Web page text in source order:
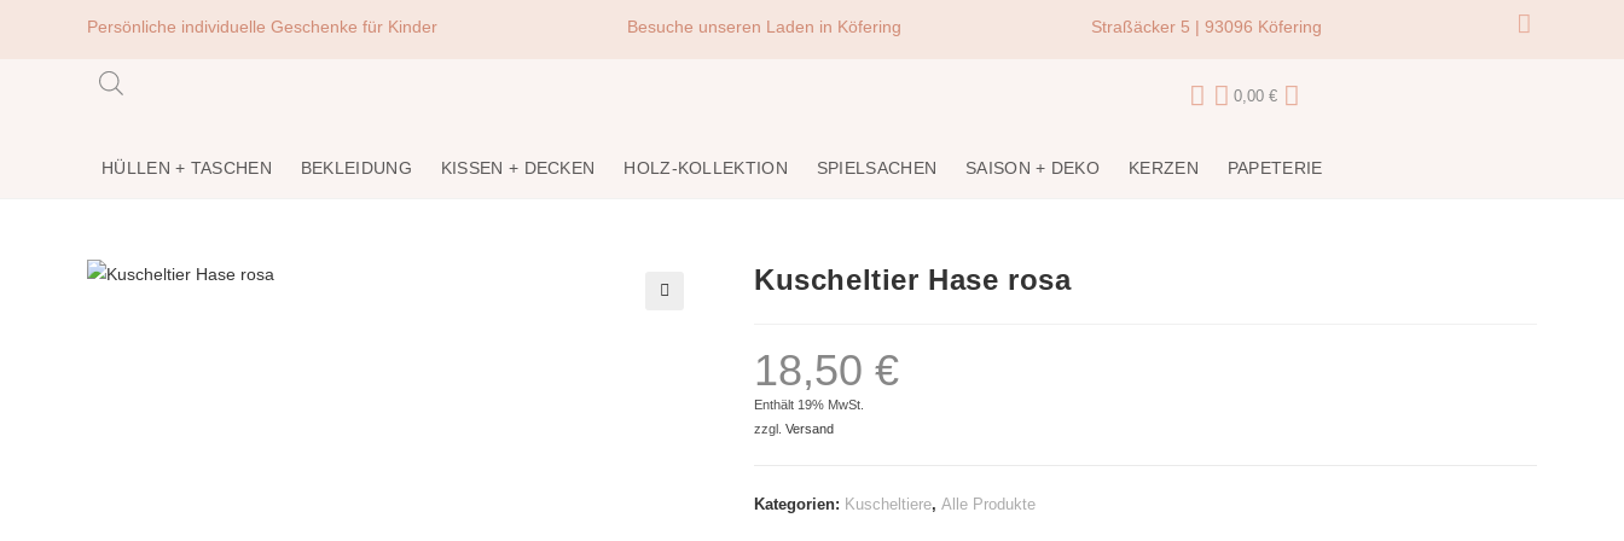
Persönliche individuelle Geschenke für Kinder Besuche unseren Laden in Köfering Straßäcker 5 | 93096 Köfering
0,00 €
HÜLLEN + TASCHEN BEKLEIDUNG KISSEN + DECKEN HOLZ-KOLLEKTION SPIELSACHEN SAISON + DEKO KERZEN PAPETERIE
Kuscheltier Hase rosa
18,50 €
Enthält 19% MwSt.
zzgl. Versand
Kategorien: Kuscheltiere, Alle Produkte